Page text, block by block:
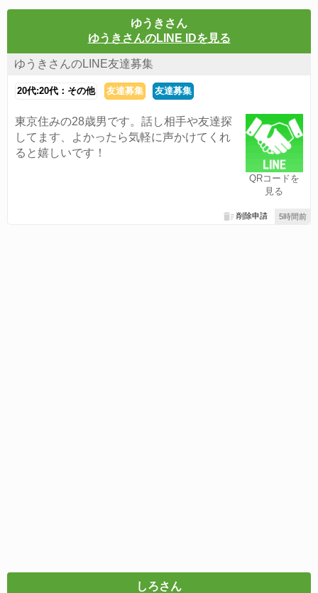
ゆうきさん
ゆうきさんのLINE IDを見る
ゆうきさんのLINE友達募集
20代:20代：その他 友達募集 友達募集
QRコードを
見る
東京住みの28歳男です。話し相手や友達探
してます、よかったら気軽に声かけてくれ
ると嬉しいです！
5時間前
削除申請
しろさん